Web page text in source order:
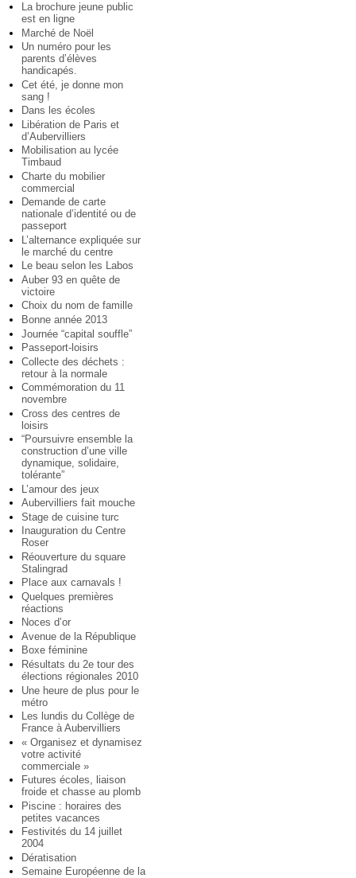
La brochure jeune public
est en ligne
Marché de Noël
Un numéro pour les
parents d’élèves
handicapés.
Cet été, je donne mon
sang !
Dans les écoles
Libération de Paris et
d’Aubervilliers
Mobilisation au lycée
Timbaud
Charte du mobilier
commercial
Demande de carte
nationale d’identité ou de
passeport
L’alternance expliquée sur
le marché du centre
Le beau selon les Labos
Auber 93 en quête de
victoire
Choix du nom de famille
Bonne année 2013
Journée “capital souffle”
Passeport-loisirs
Collecte des déchets :
retour à la normale
Commémoration du 11
novembre
Cross des centres de
loisirs
“Poursuivre ensemble la
construction d’une ville
dynamique, solidaire,
tolérante”
L’amour des jeux
Aubervilliers fait mouche
Stage de cuisine turc
Inauguration du Centre
Roser
Réouverture du square
Stalingrad
Place aux carnavals !
Quelques premières
réactions
Noces d’or
Avenue de la République
Boxe féminine
Résultats du 2e tour des
élections régionales 2010
Une heure de plus pour le
métro
Les lundis du Collège de
France à Aubervilliers
« Organisez et dynamisez
votre activité
commerciale »
Futures écoles, liaison
froide et chasse au plomb
Piscine : horaires des
petites vacances
Festivités du 14 juillet
2004
Dératisation
Semaine Européenne de la